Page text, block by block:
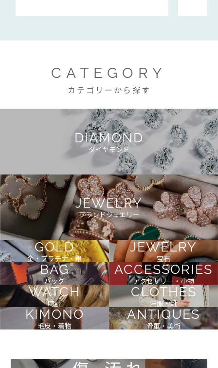
CATEGORY
カテゴリーから探す
DIAMOND
ダイヤモンド
JEWELRY
ブランドジュエリー
GOLD
金・プラチナ・銀
JEWELRY
宝石
BAG
バッグ
ACCESSORIES
アクセサリー・小物
WATCH
時計
CLOTHES
洋服・靴
KIMONO
毛皮・着物
ANTIQUES
骨董・美術